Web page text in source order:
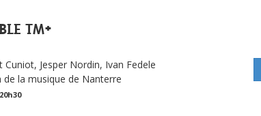
TM+
Cuniot, Jesper Nordin, Ivan Fedele
de la musique de Nanterre